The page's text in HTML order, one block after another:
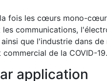
fois les cœurs mono-
communications,
que l'industrie dans
de la COVID-19.
application